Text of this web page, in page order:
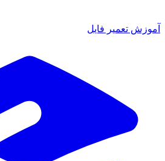
آموزش تعمیر فایل